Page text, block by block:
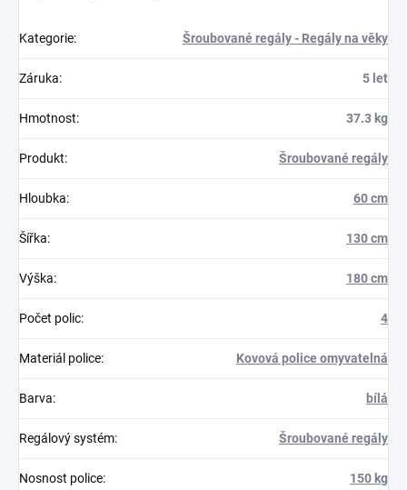
Kategorie: Šroubované regály - Regály na věky
Záruka: 5 let
Hmotnost: 37.3 kg
Produkt: Šroubované regály
Hloubka: 60 cm
Šířka: 130 cm
Výška: 180 cm
Počet polic: 4
Materiál police: Kovová police omyvatelná
Barva: bílá
Regálový systém: Šroubované regály
Nosnost police: 150 kg